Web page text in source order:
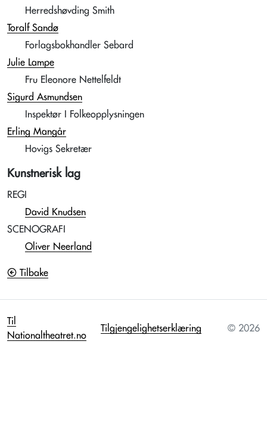
Herredshøvding Smith
Toralf Sandø
Forlagsbokhandler Sebard
Julie Lampe
Fru Eleonore Nettelfeldt
Sigurd Asmundsen
Inspektør I Folkeopplysningen
Erling Mangår
Hovigs Sekretær
Kunstnerisk lag
REGI
David Knudsen
SCENOGRAFI
Oliver Neerland
Tilbake
Til
Nationaltheatret.no
Tilgjengelighetserklæring © 2026